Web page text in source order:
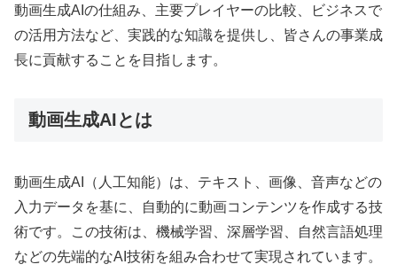
動画生成AIの仕組み、主要プレイヤーの比較、ビジネスで
の活用方法など、実践的な知識を提供し、皆さんの事業成
長に貢献することを目指します。
動画生成AIとは
動画生成AI（人工知能）は、テキスト、画像、音声などの
入力データを基に、自動的に動画コンテンツを作成する技
術です。この技術は、機械学習、深層学習、自然言語処理
などの先端的なAI技術を組み合わせて実現されています。